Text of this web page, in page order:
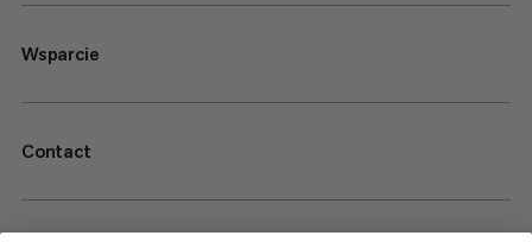
Wsparcie
Contact